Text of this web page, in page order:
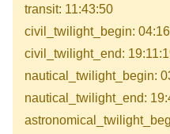
transit: 11:43:50
civil_twilight_begin:
civil_twilight_end:
nautical_twilight_begin:
nautical_twilight_end: